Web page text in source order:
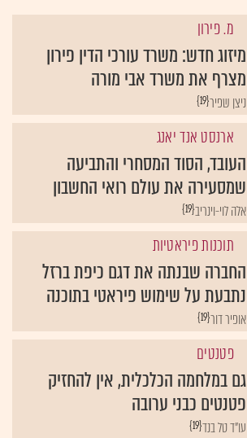
מ. פירון
מיזוג חדש: משרד עורכי הדין פירון
מצרף את משרד אבי מורה
{19}ניצן שפיר
ארנסט אנד יאנג
העובד, הסוד המסחרי והתביעה
שמסעירה את עולם רואי החשבון
{19}אלה לוי-וינריב
תוכנות פיראטיות
החברה שבנתה את דגם כיפת ברזל
נתבעת על שימוש פיראטי בתוכנה
{19}אופיר דור
פטנטים
גם במלחמה הכלכלית, אין להחזיק
פטנטים כבני ערובה
{19}עו"ד טל בנד